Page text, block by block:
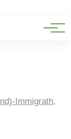
Immigrath,